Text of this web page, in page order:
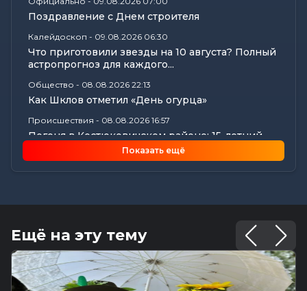
Поздравление с Днем строителя
Калейдоскоп - 09.08.2026 06:30
Что приготовили звезды на 10 августа? Полный
астропрогноз для каждого...
Общество - 08.08.2026 22:13
Как Шклов отметил «День огурца»
Происшествия - 08.08.2026 16:57
Погоня в Костюковичском районе: 15-летний
мотоциклист пытался...
Смертельное ДТП в Белыничском районе:
мотоциклист погиб на месте
Общество -08.08.2026 15:00
Погода 9 августа в Могилевской области: без
Показать ещё
Ещё на эту тему